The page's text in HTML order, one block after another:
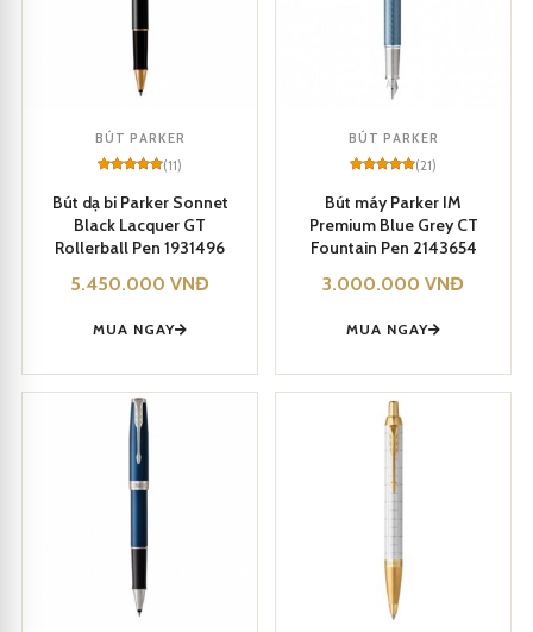
Parker IM 2017 Light Purple CT Fountain Pen 1931632
Bút máy Parker IM 2017 Light Purple CT Fountain Pen 1931632 là
Với bút máy này, bạn sẽ trải nghiệm viết tuyệt vời và nổi bật
Bút máy Parker IM 2017 Light Purple CT Fountain Pen 1931632
kết hợp sự thanh lịch và chất lượng.
Được sản xuất với tiêu chuẩn cao, cây bút này đảm bảo sự đáng
BÚT PARKER
out of 5
based on
customer
(11)
Bút dạ bi Parker Sonnet
Black Lacquer GT
Rollerball Pen 1931496
5.450.000 VNĐ
MUA NGAY
BÚT PARKER
out of 5
based on
customer
(21)
Bút máy Parker IM
Premium Blue Grey CT
Fountain Pen 2143654
3.000.000 VNĐ
MUA NGAY